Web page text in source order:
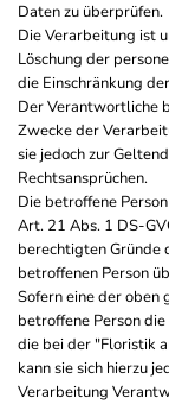
Daten zu überprüfen.
Die Verarbeitung ist
Löschung der
die Einschränkung
Der Verantwortliche
Zwecke der
sie jedoch zur
Rechtsansprüchen.
Die betroffene
Art. 21 Abs. 1 DS-
berechtigten Gründe
betroffenen Person
Sofern eine der oben
betroffene Person
die bei der "Floristik
kann sie sich hierzu
Verarbeitung